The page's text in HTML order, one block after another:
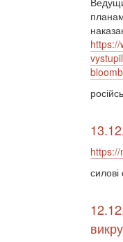
силові